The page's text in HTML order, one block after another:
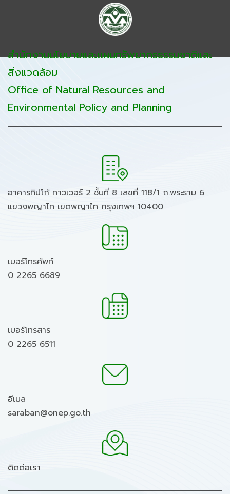
สำนักงานนโยบายและแผนทรัพยากรธรรมชาติและ
สิ่งแวดล้อม
Office of Natural Resources and
Environmental Policy and Planning
อาคารทิปโก้ ทาวเวอร์ 2 ชั้นที่ 8 เลขที่ 118/1 ถ.พระราม 6
แขวงพญาไท เขตพญาไท กรุงเทพฯ 10400
เบอร์โทรศัพท์
0 2265 6689
เบอร์โทรสาร
0 2265 6511
อีเมล
saraban@onep.go.th
ติดต่อเรา